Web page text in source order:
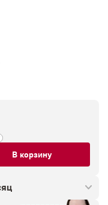
В корзину